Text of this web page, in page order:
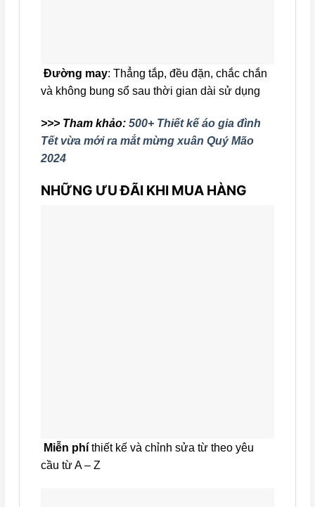
Đường may: Thẳng tắp, đều đặn, chắc chắn
và không bung sổ sau thời gian dài sử dụng
>>> Tham khảo: 500+ Thiết kế áo gia đình
Tết vừa mới ra mắt mừng xuân Quý Mão
2024
NHỮNG ƯU ĐÃI KHI MUA HÀNG
Miễn phí thiết kế và chỉnh sửa từ theo yêu
cầu từ A – Z